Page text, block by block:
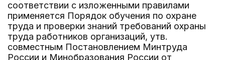
соответствии с изложенными правилами
применяется Порядок обучения по охране
труда и проверки знаний требований охраны
труда работников организаций, утв.
совместным Постановлением Минтруда
России и Минобразования России от